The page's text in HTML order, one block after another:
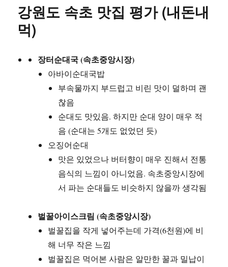
자
정
려
야
한
다.
체
맛
이
게
뭔
(26
새
50%
할
인
강원도 속초 맛집 평가 (내돈내
먹)
장터순대국 (속초중앙시장)
아바이순대국밥
부속물까지 부드럽고 비린 맛이 덜하며 괜
찮음
순대도 맛있음. 하지만 순대 양이 매우 적
음 (순대는 5개도 없었던 듯)
오징어순대
맛은 있었으나 버터향이 매우 진해서 전통
음식의 느낌이 아니었음. 속초중앙시장에
서 파는 순대들도 비슷하지 않을까 생각됨
벌꿀아이스크림 (속초중앙시장)
벌꿀집을 작게 넣어주는데 가격(6천원)에 비
해 너무 작은 느낌
벌꿀집은 먹어본 사람은 알만한 꿀과 밀납이